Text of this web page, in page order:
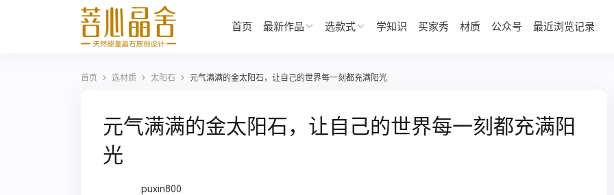
首页 最新作品 选款式 学知识 买家秀 材质 公众号 最近浏览记录
首页 › 选材质 › 太阳石 › 元气满满的金太阳石，让自己的世界每一刻都充满阳光
元气满满的金太阳石，让自己的世界每一刻都充满阳
光
puxin800